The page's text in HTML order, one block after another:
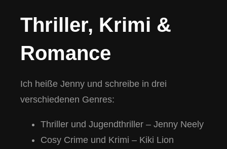
Thriller, Krimi &
Romance
Ich heiße Jenny und schreibe in drei
verschiedenen Genres:
Thriller und Jugendthriller – Jenny Neely
Cosy Crime und Krimi – Kiki Lion